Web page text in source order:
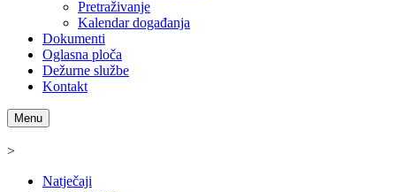
Pretraživanje
Kalendar događanja
Dokumenti
Oglasna ploča
Dežurne službe
Kontakt
Menu
>
Natječaji